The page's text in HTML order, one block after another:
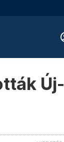
Új-